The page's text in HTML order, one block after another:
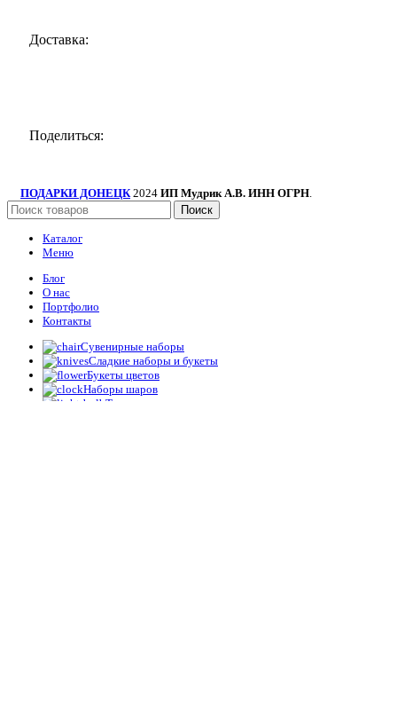
Доставка:
Поделиться:
ПОДАРКИ ДОНЕЦК 2024 ИП Мудрик А.В. ИНН ОГРН.
Поиск
Каталог
Меню
Блог
О нас
Портфолио
Контакты
Сувенирные наборы
Сладкие наборы и букеты
Букеты цветов
Наборы шаров
Топперы